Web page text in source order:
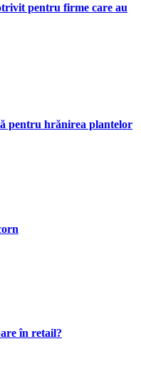
pentru firme care au
pentru hrănirea plantelor
în retail?